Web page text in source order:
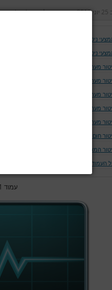
25 יוני 2013 נכתב על ידידר' גרג'י יונתן
ניטור בהרדמה
ניטור בסיסיים
מערכת העצבים המרכזית
מערכת עצב-שריר
מערכת הלב וכלי הדם
מערכת הנשימה
מערכת הכליות
חום הגוף
המאטולוגי
העמודים
עמוד 1 מתוך 9